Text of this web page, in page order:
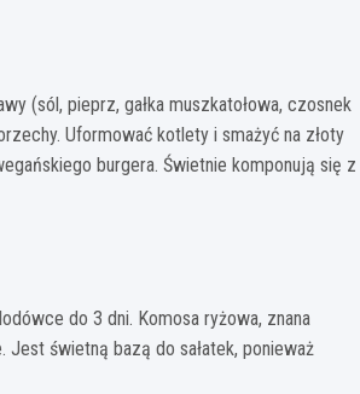
(sól, pieprz, gałka muszkatołowa, czosnek
Uformować kotlety i smażyć na złoty
burgera. Świetnie komponują się z
do 3 dni. Komosa ryżowa, znana
Jest świetną bazą do sałatek, ponieważ